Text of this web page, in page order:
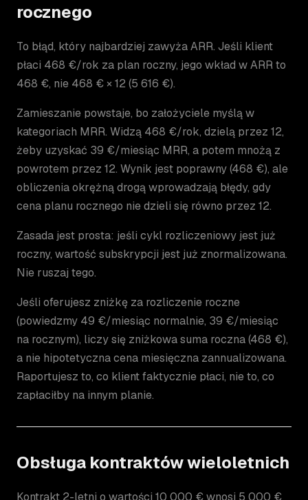
rocznego
To błąd, który najbardziej zawyża ARR. Jeśli klient
płaci 468 €/rok za plan roczny, jego wkład w ARR to
468 €, nie 468 € × 12 (5 616 €).
Zamieszanie powstaje, bo założyciele myślą w
kategoriach MRR. Widzą 468 €/rok, dzielą przez 12,
żeby uzyskać 39 €/miesiąc MRR, a potem mnożą z
powrotem przez 12. Wynik jest poprawny (468 €), ale
obliczenia okrężną drogą wprowadzają błędy, gdy
cena planu rocznego nie dzieli się równo przez 12.
Zasada jest prosta: jeśli cykl rozliczeniowy jest już
roczny, wartość subskrypcji jest już znormalizowana.
Nie ruszaj tego.
Jeśli oferujesz zniżkę za rozliczenie roczne
(powiedzmy 49 €/miesiąc normalnie, 39 €/miesiąc
na rocznym), liczy się zniżkowa suma roczna (468 €),
a nie hipotetyczna cena miesięczna zannualizowana.
Raportujesz to, co klient faktycznie płaci, nie to, co
zapłaciłby na innym planie.
Obsługa kontraktów wieloletnich
Kontrakt 2-letni o wartości 10 000 € wnosi 5 000 €